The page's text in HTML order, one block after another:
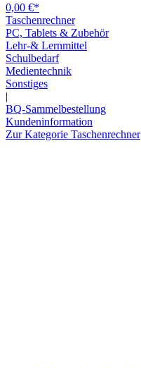
0,00 €*
Taschenrechner
PC, Tablets & Zubehör
Lehr-& Lernmittel
Schulbedarf
Medientechnik
Sonstiges
|
BQ-Sammelbestellung
Kundeninformation
Zur Kategorie Taschenrechner